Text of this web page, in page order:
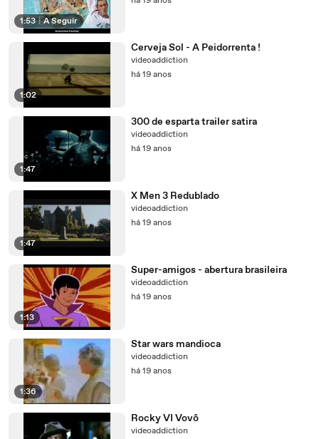
1:53 | A Seguir
1:02
Cerveja Sol - A Peidorrenta !
videoaddiction
há 19 anos
1:47
300 de esparta trailer satira
videoaddiction
há 19 anos
1:47
X Men 3 Redublado
videoaddiction
há 19 anos
1:13
Super-amigos - abertura brasileira
videoaddiction
há 19 anos
1:36
Star wars mandioca
videoaddiction
há 19 anos
Rocky VI Vovô
videoaddiction